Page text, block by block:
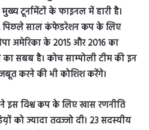
टूर्नामेंटों के फाइनल में हारी है।
पिछले साल कंफेडरेशन कप के लिए
अमेरिका के 2015 और 2016 का
सबब है। कोच साम्पोली टीम की इन
करने की भी कोशिश करेंगे।
विश्व कप के लिए खास रणनीति
को ज्यादा तवज्जो दी। 23 सदस्यीय